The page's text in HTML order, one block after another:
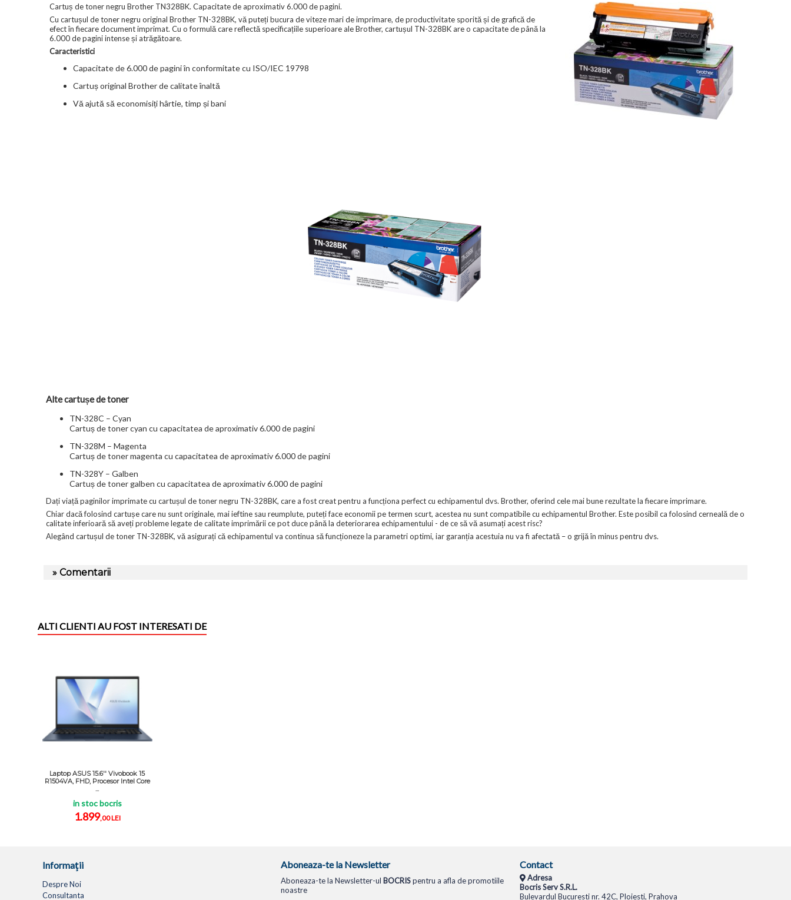
Cartuș de toner negru Brother TN328BK. Capacitate de aproximativ 6.000 de pagini.
Cu cartușul de toner negru original Brother TN-328BK, vă puteți bucura de viteze mari de imprimare, de productivitate sporită și de grafică de
efect în fiecare document imprimat. Cu o formulă care reflectă specificațiile superioare ale Brother, cartușul TN-328BK are o capacitate de până la
6.000 de pagini intense și atrăgătoare.
Caracteristici
Capacitate de 6.000 de pagini în conformitate cu ISO/IEC 19798
Cartuș original Brother de calitate înaltă
Vă ajută să economisiți hârtie, timp și bani
Alte cartușe de toner
TN-328C – Cyan
Cartuș de toner cyan cu capacitatea de aproximativ 6.000 de pagini
TN-328M – Magenta
Cartuș de toner magenta cu capacitatea de aproximativ 6.000 de pagini
TN-328Y – Galben
Cartuș de toner galben cu capacitatea de aproximativ 6.000 de pagini
Dați viață paginilor imprimate cu cartușul de toner negru TN-328BK, care a fost creat pentru a funcționa perfect cu echipamentul dvs. Brother, oferind cele mai bune rezultate la fiecare imprimare.
Chiar dacă folosind cartușe care nu sunt originale, mai ieftine sau reumplute, puteți face economii pe termen scurt, acestea nu sunt compatibile cu echipamentul Brother. Este posibil ca folosind cerneală de o
calitate inferioară să aveți probleme legate de calitate imprimării ce pot duce până la deteriorarea echipamentului - de ce să vă asumați acest risc?
Alegând cartușul de toner TN-328BK, vă asigurați că echipamentul va continua să funcționeze la parametri optimi, iar garanția acestuia nu va fi afectată – o grijă în minus pentru dvs.
» Comentarii
ALTI CLIENTI AU FOST INTERESATI DE
Laptop ASUS 15.6'' Vivobook 15
R1504VA, FHD, Procesor Intel Core
...
in stoc bocris
1.899,00 LEI
Informaţii
Despre Noi
Consultanta
Aboneaza-te la Newsletter
Aboneaza-te la Newsletter-ul BOCRISpentru a afla de promotiile
noastre
Contact
Adresa
Bocris Serv S.R.L.
Bulevardul Bucuresti nr. 42C, Ploiesti, Prahova